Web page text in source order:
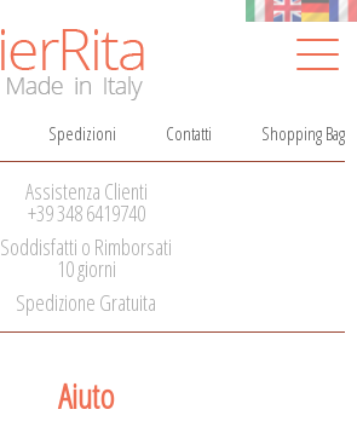
Salta
la
navigazione
Spedizioni Contatti Shopping Bag
Assistenza Clienti
+39 348 6419740
Soddisfatti o Rimborsati
10 giorni
Spedizione Gratuita
Aiuto